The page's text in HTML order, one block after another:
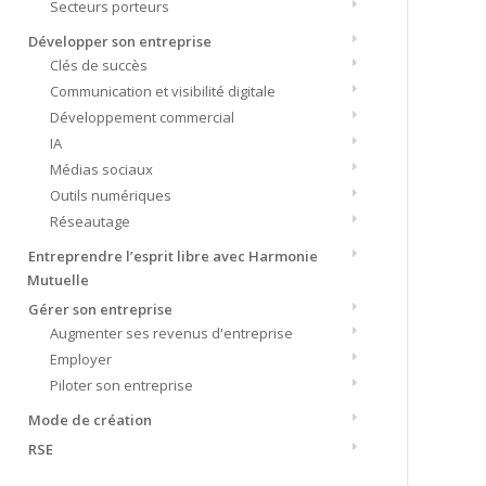
Secteurs porteurs
Développer son entreprise
Clés de succès
Communication et visibilité digitale
Développement commercial
IA
Médias sociaux
Outils numériques
Réseautage
Entreprendre l’esprit libre avec Harmonie
Mutuelle
Gérer son entreprise
Augmenter ses revenus d'entreprise
Employer
Piloter son entreprise
Mode de création
RSE